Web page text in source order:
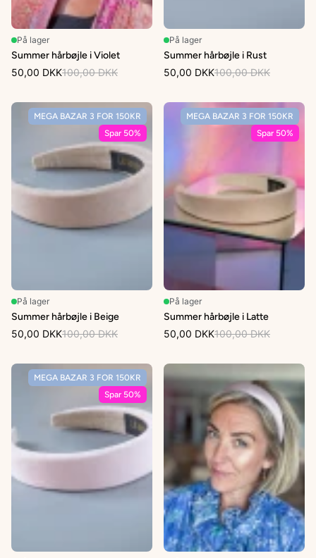
På lager
Summer hårbøjle i Violet
50,00 DKK100,00 DKK
På lager
Summer hårbøjle i Rust
50,00 DKK100,00 DKK
MEGA BAZAR 3 FOR 150KR
Spar 50%
På lager
Summer hårbøjle i Beige
50,00 DKK100,00 DKK
MEGA BAZAR 3 FOR 150KR
Spar 50%
På lager
Summer hårbøjle i Latte
50,00 DKK100,00 DKK
MEGA BAZAR 3 FOR 150KR
Spar 50%